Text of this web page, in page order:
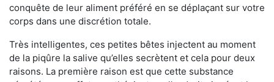
conquête de leur aliment préféré en se déplaçant sur votre
corps dans une discrétion totale.
Très intelligentes, ces petites bêtes injectent au moment
de la piqûre la salive qu’elles secrètent et cela pour deux
raisons. La première raison est que cette substance